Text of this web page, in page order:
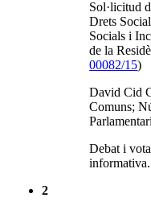
Sol·licitud
Drets
Socials i
de la
00082/15)
David Cid
Comuns;
Debat i
informativa.
2